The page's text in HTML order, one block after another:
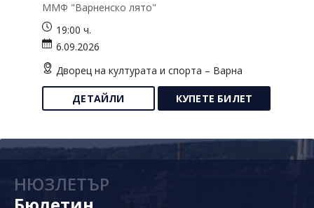
ММФ "Варненско лято"
19:00 ч.
6.09.2026
Дворец на културата и спорта – Варна
ДЕТАЙЛИ КУПЕТЕ БИЛЕТ
НЮЗЛЕТЪР